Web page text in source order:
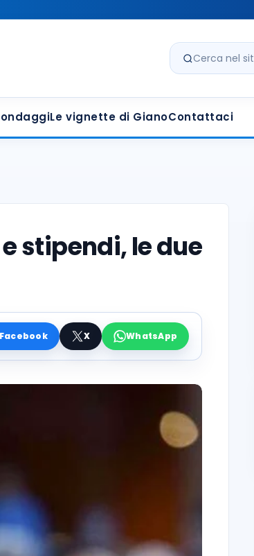
Cerca nel sito
Le vignette di GianoContattaci
e stipendi, le due
Facebook X WhatsApp